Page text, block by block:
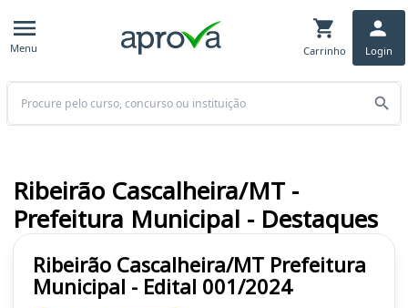
Menu Carrinho Login
Buscar
Ribeirão Cascalheira/MT Prefeitura
Municipal - Edital 001/2024
Ribeirão Cascalheira/MT -
Prefeitura Municipal - Destaques